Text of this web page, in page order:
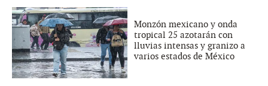
Monzón mexicano y onda
tropical 25 azotarán con
lluvias intensas y granizo a
varios estados de México